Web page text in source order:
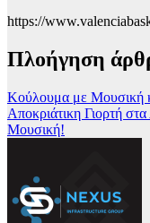
https://
Πλοήγηση
Κούλουμα με Μουσική
Αποκριάτικη Γιορτή
Μουσική!